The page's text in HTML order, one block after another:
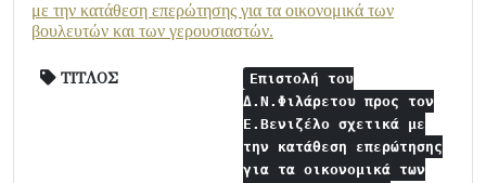
με την κατάθεση επερώτησης για τα οικονομικά των
βουλευτών και των γερουσιαστών.
ΤΙΤΛΟΣ
Επιστολή του
Δ.Ν.Φιλάρετου προς τον
Ε.Βενιζέλο σχετικά με
την κατάθεση επερώτησης
για τα οικονομικά των